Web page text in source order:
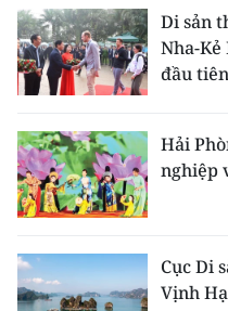
Media Giáo dục
Media Y tế
Media Môi trường
Ảnh
Infographic
Di sản
Nha-
đầu
Hải
nghiệp
Cục Di
Vịnh